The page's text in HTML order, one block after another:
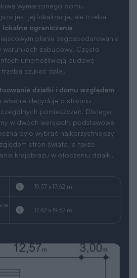
wymarzonego domu.
jest jej lokalizacja, ale trzeba
lokalne ograniczenia
planie zagospodarowania
zabudowy. Często
uniemożliwiają budowę
szukać dalej.
działki i domu względem
właśnie decyduje o stopniu
pomieszczeń. Dlatego
w dwóch wersjach: podstawowej
było wybrać najkorzystniejszy
stron świata, a także
krajobrazu w otoczeniu działki.
19.57 x 17.62 m
17.62 x 19.57 m